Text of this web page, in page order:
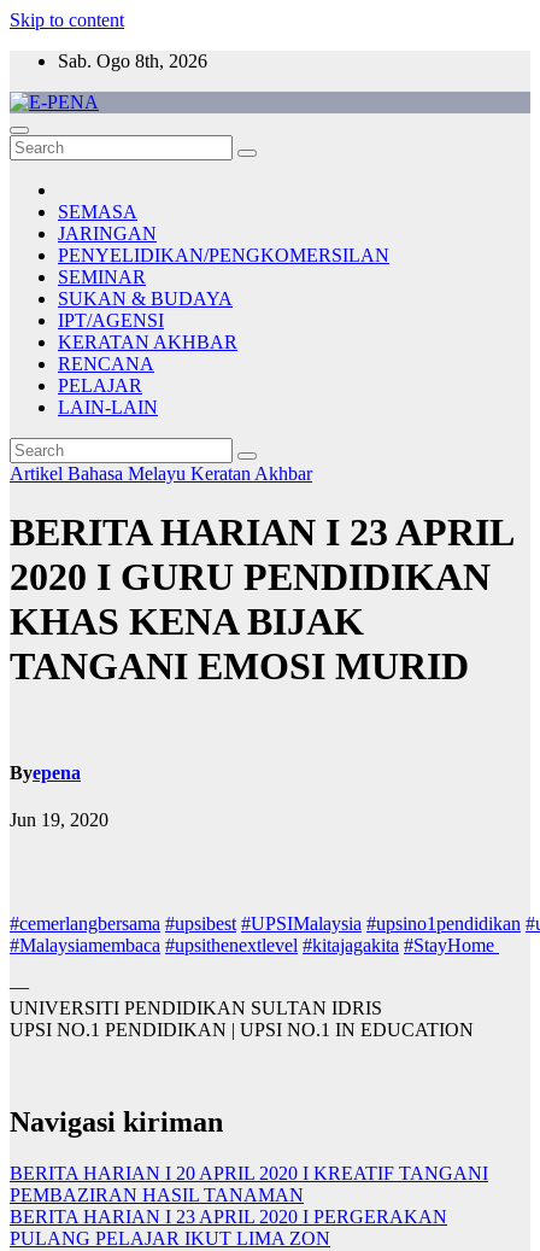
Skip to content
Sab. Ogo 8th, 2026
E-PENA
Berita Digital Terkini
SEMASA
JARINGAN
PENYELIDIKAN/PENGKOMERSILAN
SEMINAR
SUKAN & BUDAYA
IPT/AGENSI
KERATAN AKHBAR
RENCANA
PELAJAR
LAIN-LAIN
Artikel Bahasa Melayu Keratan Akhbar
BERITA HARIAN I 23 APRIL
2020 I GURU PENDIDIKAN
KHAS KENA BIJAK
TANGANI EMOSI MURID
Byepena
Jun 19, 2020
#cemerlangbersama #upsibest #UPSIMalaysia #upsino1pendidikan #
#Malaysiamembaca #upsithenextlevel #kitajagakita #StayHome
—
UNIVERSITI PENDIDIKAN SULTAN IDRIS
UPSI NO.1 PENDIDIKAN | UPSI NO.1 IN EDUCATION
Navigasi kiriman
BERITA HARIAN I 20 APRIL 2020 I KREATIF TANGANI
PEMBAZIRAN HASIL TANAMAN
BERITA HARIAN I 23 APRIL 2020 I PERGERAKAN
PULANG PELAJAR IKUT LIMA ZON